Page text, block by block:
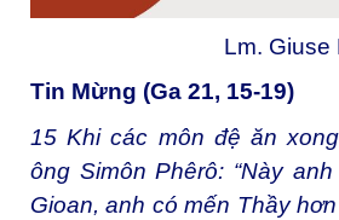
Lm. Giuse
Tin Mừng (Ga 21, 15-19)
15 Khi các môn đệ ăn
ông Simôn Phêrô: “Này
Gioan, anh có mến Thầy